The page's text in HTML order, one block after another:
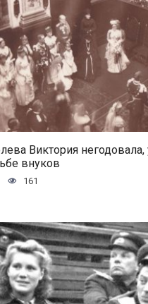
Виктория негодовала,
внуков
161